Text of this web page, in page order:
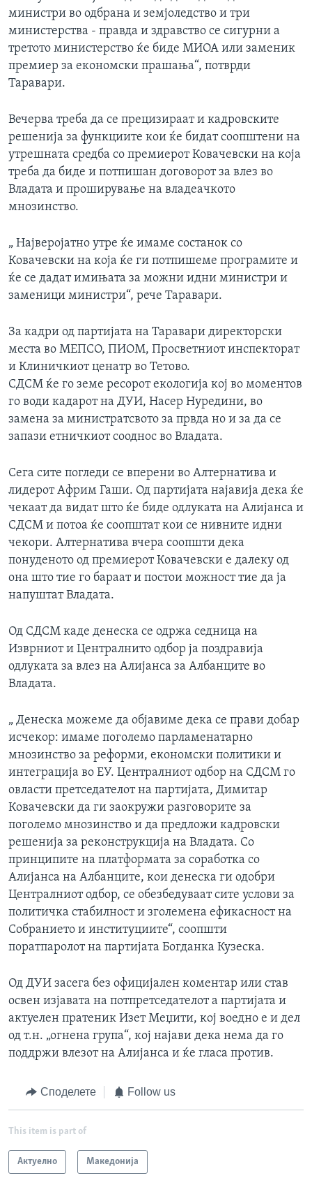
министри во одбрана и земјоледство и три
министерства - правда и здравство се сигурни а
третото министерство ќе биде МИОА или заменик
премиер за економски прашања“, потврди
Таравари.
Вечерва треба да се прецизираат и кадровските
решенија за функциите кои ќе бидат соопштени на
утрешната средба со премиерот Ковачевски на која
треба да биде и потпишан договорот за влез во
Владата и проширување на владеачкото
мнозинство.
„ Најверојатно утре ќе имаме состанок со
Ковачевски на која ќе ги потпишеме програмите и
ќе се дадат имињата за можни идни министри и
заменици министри“, рече Таравари.
За кадри од партијата на Таравари директорски
места во МЕПСО, ПИОМ, Просветниот инспекторат
и Клиничкиот ценатр во Тетово.
СДСМ ќе го земе ресорот екологија кој во моментов
го води кадарот на ДУИ, Насер Нуредини, во
замена за министратсвото за првда но и за да се
запази етничкиот сооднос во Владата.
Сега сите погледи се вперени во Алтернатива и
лидерот Африм Гаши. Од партијата најавија дека ќе
чекаат да видат што ќе биде одлуката на Алијанса и
СДСМ и потоа ќе соопштат кои се нивните идни
чекори. Алтернатива вчера соопшти дека
понуденото од премиерот Ковачевски е далеку од
она што тие го бараат и постои можност тие да ја
напуштат Владата.
Од СДСМ каде денеска се одржа седница на
Изврниот и Централнито одбор ја поздравија
одлуката за влез на Алијанса за Албанците во
Владата.
„ Денеска можеме да објавиме дека се прави добар
исчекор: имаме поголемо парламенатарно
мнозинство за реформи, економски политики и
интеграција во ЕУ. Централниот одбор на СДСМ го
овласти претседателот на партијата, Димитар
Ковачевски да ги заокружи разговорите за
поголемо мнозинство и да предложи кадровски
решенија за реконструкција на Владата. Со
принципите на платформата за соработка со
Алијанса на Албанците, кои денеска ги одобри
Централниот одбор, се обезбедуваат сите услови за
политичка стабилност и зголемена ефикасност на
Собранието и институциите“, соопшти
поратпаролот на партијата Богданка Кузеска.
Од ДУИ засега без официјален коментар или став
освен изјавата на потпретседателот а партијата и
актуелен пратеник Изет Меџити, кој воедно е и дел
од т.н. „огнена група“, кој најави дека нема да го
поддржи влезот на Алијанса и ќе гласа против.
Споделете Follow us
This item is part of
Актуелно Македонија